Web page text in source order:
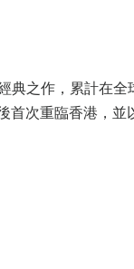
典之作，累計在全
首次重臨香港，並